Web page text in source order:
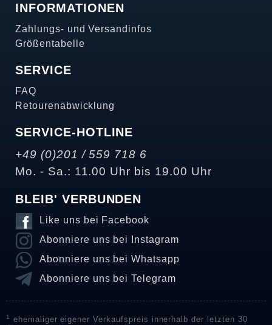
INFORMATIONEN
Zahlungs- und Versandinfos
Größentabelle
SERVICE
FAQ
Retourenabwicklung
SERVICE-HOTLINE
+49 (0)201 / 559 718 6
Mo. - Sa.: 11.00 Uhr bis 19.00 Uhr
BLEIB' VERBUNDEN
Like uns bei Facebook
Abonniere uns bei Instagram
Abonniere uns bei Whatsapp
Abonniere uns bei Telegram
1
ehemaliger eigener Verkaufspreis innerhalb der letzten 30